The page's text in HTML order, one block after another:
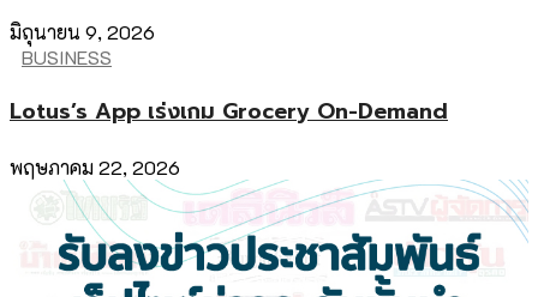
มิถุนายน 9, 2026
BUSINESS
Lotus’s App เร่งเกม Grocery On-Demand
พฤษภาคม 22, 2026